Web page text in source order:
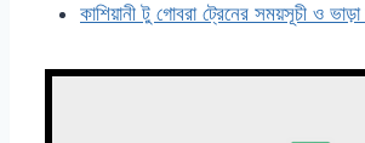
কাশিয়ানী টু গোবরা ট্রেনের সময়সূচী ও ভাড়া